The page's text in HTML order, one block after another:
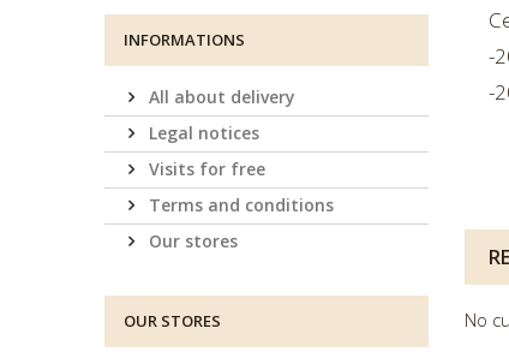
INFORMATIONS
All about delivery
Legal notices
Visits for free
Terms and conditions
Our stores
OUR STORES
-
-
No